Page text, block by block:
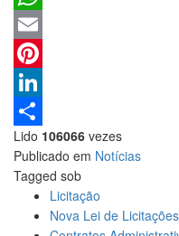
WhatsApp
Email
Pinterest
LinkedIn
Share
Lido 106066 vezes
Publicado em Notícias
Tagged sob
Licitação
Nova Lei de